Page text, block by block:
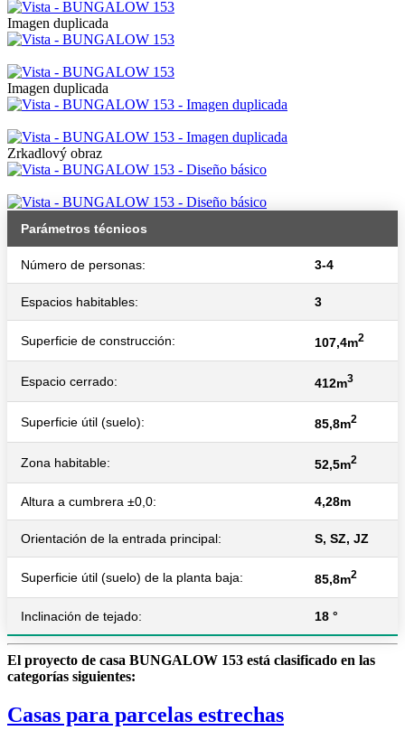
Imagen duplicada
Imagen duplicada
Zrkadlový obraz
Parámetros técnicos
Número de personas: 3-4
Espacios habitables: 3
Superficie de construcción: 107,4m2
Espacio cerrado: 412m3
Superficie útil (suelo): 85,8m2
Zona habitable: 52,5m2
Altura a cumbrera ±0,0: 4,28m
Orientación de la entrada principal: S, SZ, JZ
Superficie útil (suelo) de la planta baja: 85,8m2
Inclinación de tejado: 18 °
El proyecto de casa BUNGALOW 153 está clasificado en las
categorías siguientes:
Casas para parcelas estrechas